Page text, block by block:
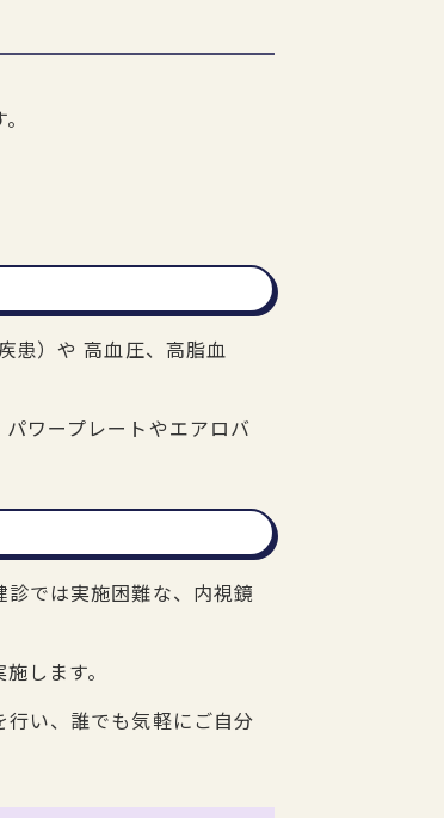
患）や 高血圧、高脂血
ワープレートやエアロバ
では実施困難な、内視鏡
します。
い、誰でも気軽にご自分